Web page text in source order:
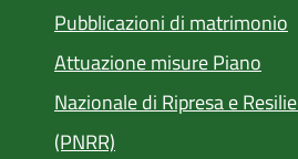
Pubblicazioni di matrimonio
Attuazione misure Piano
Nazionale di Ripresa e
(PNRR)